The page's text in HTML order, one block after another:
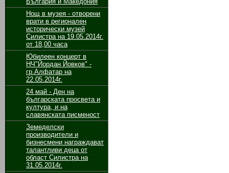
Нощ в музея - отворени
врати в регионален
исторически музей
Силистра на 19.05.2014г.
от 18,00 часа
Юбилеен концерт в
НЧ"Йордан Йовков" -
гр.Алфатар на
22.05.2014г.
24 май - Ден на
българската просвета и
култура, и на
славянската писменост
Земеделски
производители и
бизнесмени награждават
талантливи деца от
област Силистра на
31.05.2014г.